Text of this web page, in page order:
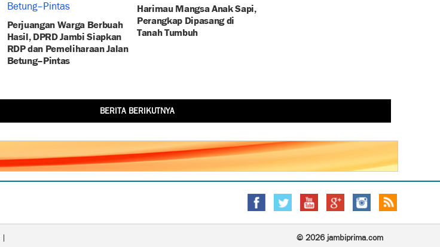
Perjuangan Warga Berbuah
Hasil, DPRD Jambi Siapkan
RDP dan Pemeliharaan Jalan
Betung–Pintas
Harimau Mangsa Anak Sapi,
Perangkap Dipasang di
Tanah Tumbuh
BERITA BERIKUTNYA
| © 2026 jambiprima.com